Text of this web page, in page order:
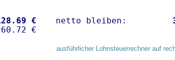
€
netto bleiben:
ausführlicher Lohnsteuerrechner auf